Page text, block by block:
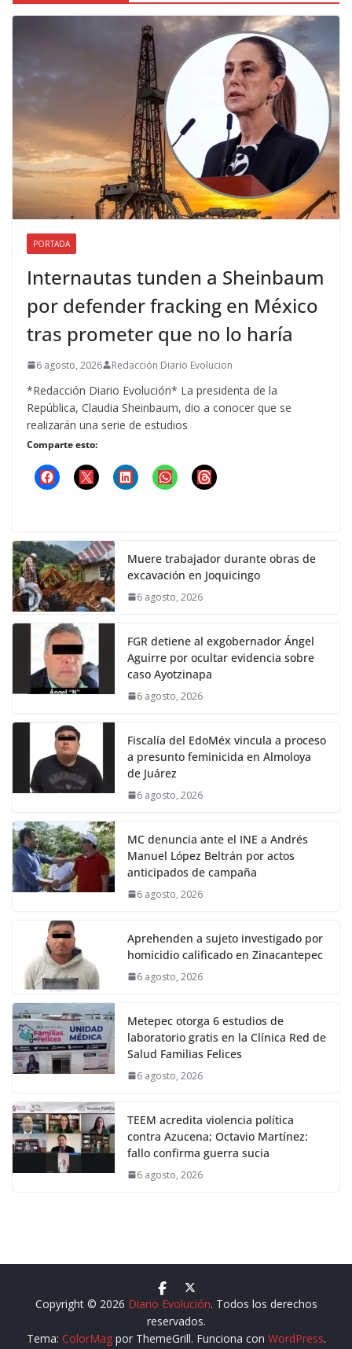
PORTADA
Internautas tunden a Sheinbaum
por defender fracking en México
tras prometer que no lo haría
6 agosto, 2026 Redacción Diario Evolucion
*Redacción Diario Evolución* La presidenta de la
República, Claudia Sheinbaum, dio a conocer que se
realizarán una serie de estudios
Comparte esto:
Muere trabajador durante obras de
excavación en Joquicingo
6 agosto, 2026
FGR detiene al exgobernador Ángel
Aguirre por ocultar evidencia sobre
caso Ayotzinapa
6 agosto, 2026
Fiscalía del EdoMéx vincula a proceso
a presunto feminicida en Almoloya
de Juárez
6 agosto, 2026
MC denuncia ante el INE a Andrés
Manuel López Beltrán por actos
anticipados de campaña
6 agosto, 2026
Aprehenden a sujeto investigado por
homicidio calificado en Zinacantepec
6 agosto, 2026
Metepec otorga 6 estudios de
laboratorio gratis en la Clínica Red de
Salud Familias Felices
6 agosto, 2026
TEEM acredita violencia política
contra Azucena; Octavio Martínez:
fallo confirma guerra sucia
6 agosto, 2026
Copyright © 2026 Diario Evolución. Todos los derechos
reservados.
Tema: ColorMagpor ThemeGrill. Funciona con WordPress.